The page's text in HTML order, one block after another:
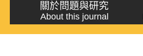
關於問題與研究
About this journal